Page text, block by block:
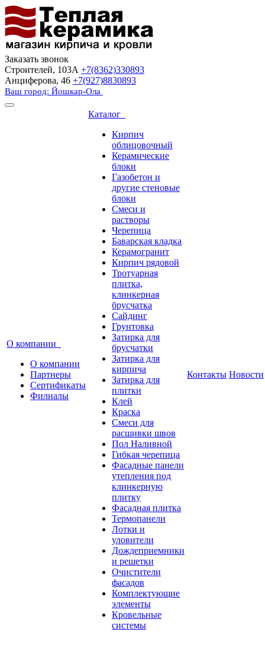
Заказать звонок
Строителей, 103А +7(8362)330893
Анциферова, 46 +7(927)8830893
Ваш город: Йошкар-Ола
О компании
О компании
Партнеры
Сертификаты
Филиалы
Каталог
Кирпич
облицовочный
Керамические
блоки
Газобетон и
другие стеновые
блоки
Смеси и
растворы
Черепица
Баварская кладка
Керамогранит
Кирпич рядовой
Тротуарная
плитка,
клинкерная
брусчатка
Сайдинг
Грунтовка
Затирка для
брусчатки
Затирка для
кирпича
Затирка для
плитки
Клей
Краска
Смеси для
расшивки швов
Пол Наливной
Гибкая черепица
Фасадные панели
утепления под
клинкерную
плитку
Фасадная плитка
Термопанели
Лотки и
уловители
Дождеприемники
и решетки
Очистители
фасадов
Комплектующие
элементы
Кровельные
системы
Контакты Новости